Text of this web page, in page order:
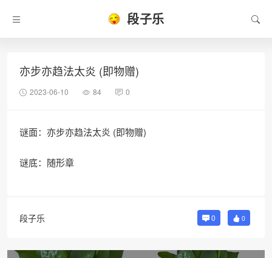
段子乐
亦步亦趋法太炎 (即物赠)
2023-06-10 84 0
谜面：亦步亦趋法太炎 (即物赠)
谜底：随形章
段子乐 0 0